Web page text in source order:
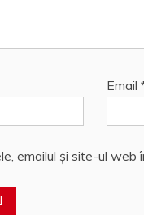
Email
emailul și site-ul